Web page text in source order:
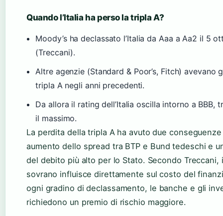
Quando l’Italia ha perso la tripla A?
Moody’s ha declassato l’Italia da Aaa a Aa2 il 5
(Treccani).
Altre agenzie (Standard & Poor’s, Fitch) avevano
tripla A negli anni precedenti.
Da allora il rating dell’Italia oscilla intorno a BBB,
il massimo.
La perdita della tripla A ha avuto due
aumento dello spread tra BTP e Bund tedeschi e
del debito più alto per lo Stato. Secondo Treccani,
sovrano influisce direttamente sul costo del
ogni gradino di declassamento, le banche e gli
richiedono un premio di rischio maggiore.